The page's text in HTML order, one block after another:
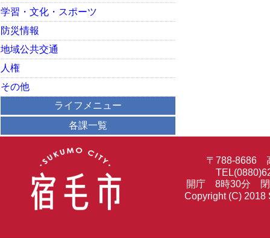
学習・文化・スポーツ
防災情報
地域公共交通
人権
その他
ライフメニュー
各課一覧
〒788-8686
開庁 8時30分 閉
Copyright (C) 2018